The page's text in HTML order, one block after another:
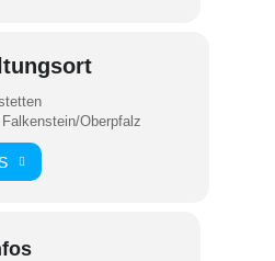
Oberpfalz